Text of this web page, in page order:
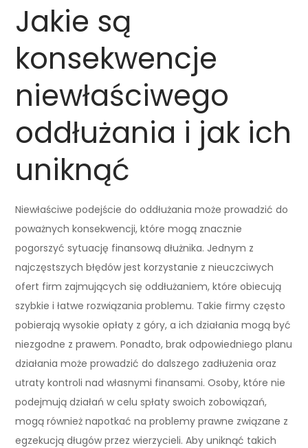
Jakie są
konsekwencje
niewłaściwego
oddłużania i jak ich
uniknąć
Niewłaściwe podejście do oddłużania może prowadzić do
poważnych konsekwencji, które mogą znacznie
pogorszyć sytuację finansową dłużnika. Jednym z
najczęstszych błędów jest korzystanie z nieuczciwych
ofert firm zajmujących się oddłużaniem, które obiecują
szybkie i łatwe rozwiązania problemu. Takie firmy często
pobierają wysokie opłaty z góry, a ich działania mogą być
niezgodne z prawem. Ponadto, brak odpowiedniego planu
działania może prowadzić do dalszego zadłużenia oraz
utraty kontroli nad własnymi finansami. Osoby, które nie
podejmują działań w celu spłaty swoich zobowiązań,
mogą również napotkać na problemy prawne związane z
egzekucją długów przez wierzycieli. Aby uniknąć takich